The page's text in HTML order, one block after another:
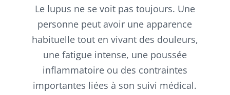
Le lupus ne se voit pas toujours. Une
personne peut avoir une apparence
habituelle tout en vivant des douleurs,
une fatigue intense, une poussée
inflammatoire ou des contraintes
importantes liées à son suivi médical.